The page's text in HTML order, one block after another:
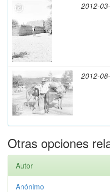
2012-
2012-
Otras opciones
Autor
Anónimo